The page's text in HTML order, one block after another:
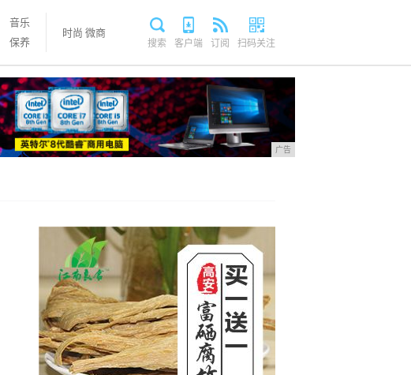
音乐
保养
时尚 微商
搜索 客户端 订阅 扫码关注
广告